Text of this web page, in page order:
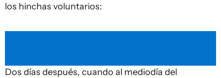
los hinchas voluntarios:
Dos días después, cuando al mediodía del